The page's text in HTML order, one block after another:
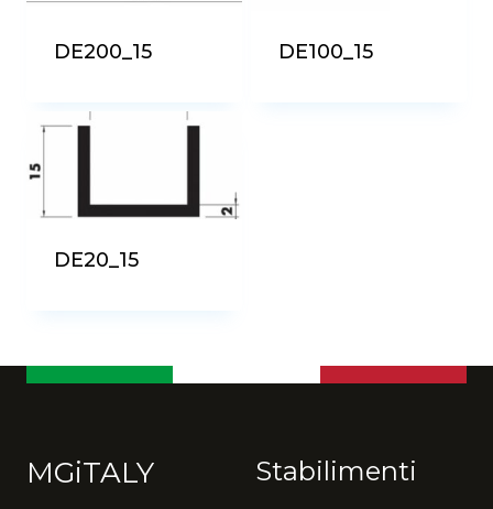
DE200_15 DE100_15
DE20_15
MGiTALY Stabilimenti